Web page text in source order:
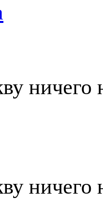
ничего
ничего